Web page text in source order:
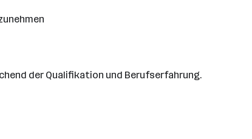
der Qualifikation und Berufserfahrung.